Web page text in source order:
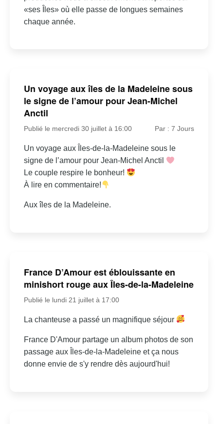
«ses Îles» où elle passe de longues semaines
chaque année.
Un voyage aux îles de la Madeleine sous
le signe de l’amour pour Jean-Michel
Anctil
Publié le mercredi 30 juillet à 16:00 Par : 7 Jours
Un voyage aux Îles-de-la-Madeleine sous le
signe de l’amour pour Jean-Michel Anctil
Le couple respire le bonheur!
À lire en commentaire!
Aux îles de la Madeleine.
France D’Amour est éblouissante en
minishort rouge aux Îles-de-la-Madeleine
Publié le lundi 21 juillet à 17:00
La chanteuse a passé un magnifique séjour
France D'Amour partage un album photos de son
passage aux Îles-de-la-Madeleine et ça nous
donne envie de s'y rendre dès aujourd'hui!